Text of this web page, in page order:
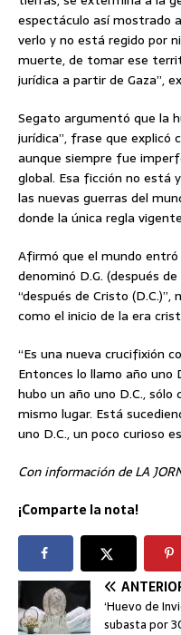
espectáculo así mostrado
verlo y no está regido por
muerte, de tomar ese
jurídica a partir de Gaza”,
Segato argumentó que la
jurídica”, frase que explicó
aunque siempre fue
global. Esa ficción no está
las nuevas guerras del
donde la única regla
Afirmó que el mundo
denominó D.G. (después
“después de Cristo
como el inicio de la era
“Es una nueva crucifixión
Entonces lo llamo año uno
hubo un año uno D.C.,
mismo lugar. Está
uno D.C., un poco curioso
Con información de LA
¡Comparte la nota!
‘Huevo de
subasta por